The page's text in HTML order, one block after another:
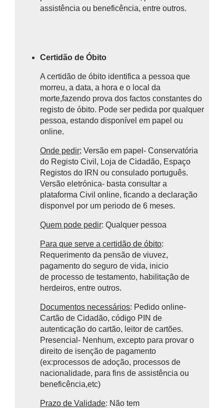
assistência ou beneficência, entre outros.
Certidão de Óbito
A certidão de óbito identifica a pessoa que
morreu, a data, a hora e o local da
morte,fazendo prova dos factos constantes do
registo de óbito. Pode ser pedida por qualquer
pessoa, estando disponível em papel ou
online.
Onde pedir; Versão em papel- Conservatória
do Registo Civil, Loja de Cidadão, Espaço
Registos do IRN ou consulado português.
Versão eletrónica- basta consultar a
plataforma Civil online, ficando a declaração
disponvel por um periodo de 6 meses.
Quem pode pedir: Qualquer pessoa
Para que serve a certidão de óbito:
Requerimento da pensão de viuvez,
pagamento do seguro de vida, inicio
de processo de testamento, habilitação de
herdeiros, entre outros.
Documentos necessários: Pedido online-
Cartão de Cidadão, código PIN de
autenticação do cartão, leitor de cartões.
Presencial- Nenhum, excepto para provar o
direito de isenção de pagamento
(ex:processos de adoção, processos de
nacionalidade, para fins de assistência ou
beneficência,etc)
Prazo de Validade: Não tem